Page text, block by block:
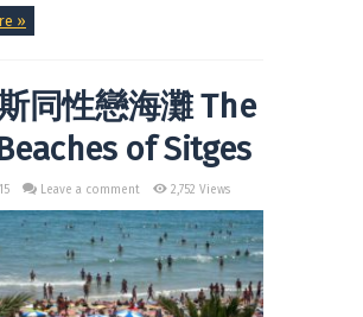
»
同性戀海灘 The
of Sitges
Leave a comment 2,752 Views